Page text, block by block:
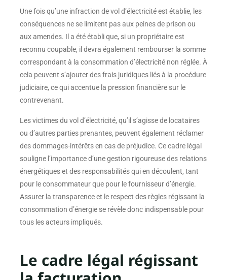
Une fois qu’une infraction de vol d’électricité est établie, les
conséquences ne se limitent pas aux peines de prison ou
aux amendes. Il a été établi que, si un propriétaire est
reconnu coupable, il devra également rembourser la somme
correspondant à la consommation d’électricité non réglée. À
cela peuvent s’ajouter des frais juridiques liés à la procédure
judiciaire, ce qui accentue la pression financière sur le
contrevenant.
Les victimes du vol d’électricité, qu’il s’agisse de locataires
ou d’autres parties prenantes, peuvent également réclamer
des dommages-intérêts en cas de préjudice. Ce cadre légal
souligne l’importance d’une gestion rigoureuse des relations
énergétiques et des responsabilités qui en découlent, tant
pour le consommateur que pour le fournisseur d’énergie.
Assurer la transparence et le respect des règles régissant la
consommation d’énergie se révèle donc indispensable pour
tous les acteurs impliqués.
Le cadre légal régissant